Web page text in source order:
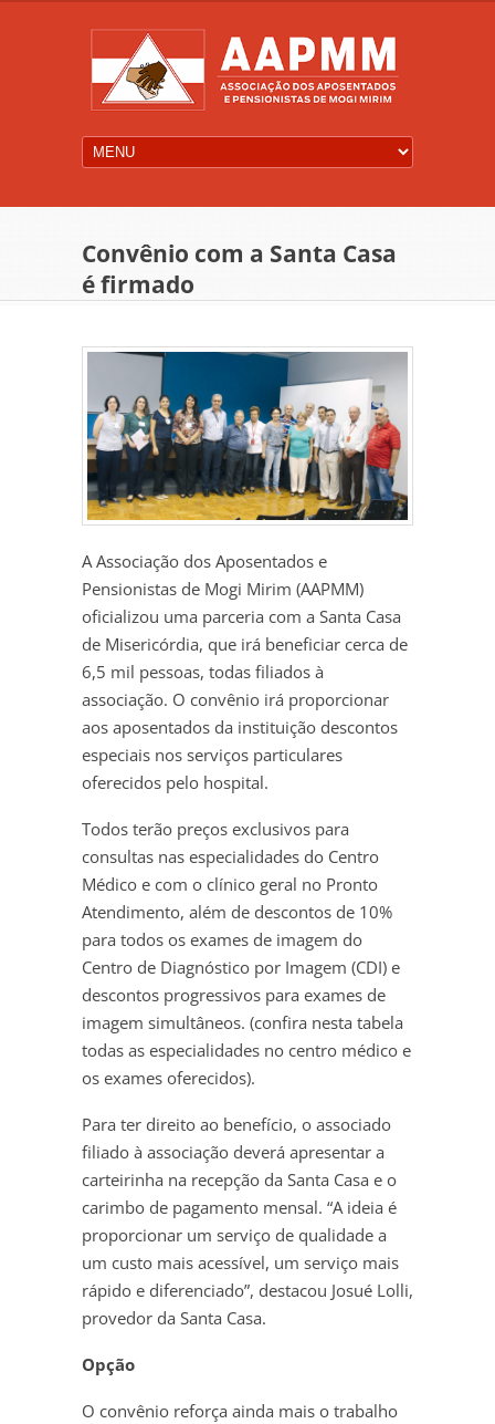
Convênio com a Santa Casa
é firmado
A Associação dos Aposentados e
Pensionistas de Mogi Mirim (AAPMM)
oficializou uma parceria com a Santa Casa
de Misericórdia, que irá beneficiar cerca de
6,5 mil pessoas, todas filiados à
associação. O convênio irá proporcionar
aos aposentados da instituição descontos
especiais nos serviços particulares
oferecidos pelo hospital.
Todos terão preços exclusivos para
consultas nas especialidades do Centro
Médico e com o clínico geral no Pronto
Atendimento, além de descontos de 10%
para todos os exames de imagem do
Centro de Diagnóstico por Imagem (CDI) e
descontos progressivos para exames de
imagem simultâneos. (confira nesta tabela
todas as especialidades no centro médico e
os exames oferecidos).
Para ter direito ao benefício, o associado
filiado à associação deverá apresentar a
carteirinha na recepção da Santa Casa e o
carimbo de pagamento mensal. “A ideia é
proporcionar um serviço de qualidade a
um custo mais acessível, um serviço mais
rápido e diferenciado”, destacou Josué Lolli,
provedor da Santa Casa.
Opção
O convênio reforça ainda mais o trabalho